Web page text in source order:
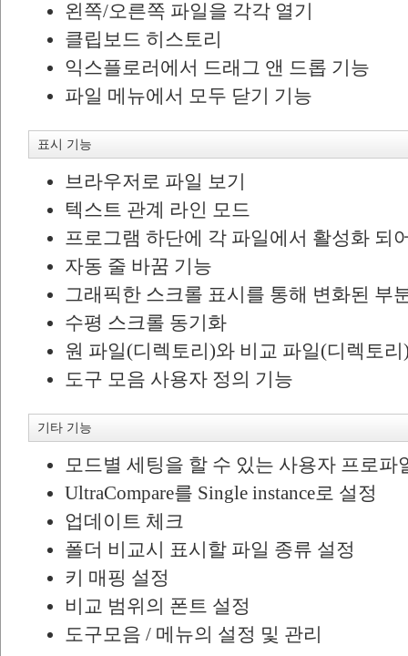
왼쪽/오른쪽 파일을 각각 열기
클립보드 히스토리
익스플로러에서 드래그 앤 드롭 기능
파일 메뉴에서 모두 닫기 기능
표시 기능
브라우저로 파일 보기
텍스트 관계 라인 모드
프로그램 하단에 각 파일에서 활성화 되
자동 줄 바꿈 기능
그래픽한 스크롤 표시를 통해 변화된 부
수평 스크롤 동기화
원 파일(디렉토리)와 비교 파일(디렉토
도구 모음 사용자 정의 기능
기타 기능
모드별 세팅을 할 수 있는 사용자 프로파
UltraCompare를 Single instance로 설정
업데이트 체크
폴더 비교시 표시할 파일 종류 설정
키 매핑 설정
비교 범위의 폰트 설정
도구모음 / 메뉴의 설정 및 관리